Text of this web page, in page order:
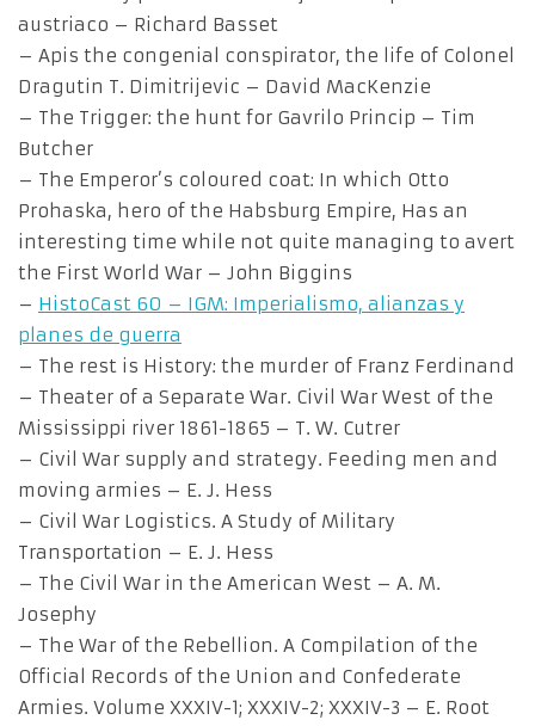
austriaco – Richard Basset
– Apis the congenial conspirator, the life of Colonel
Dragutin T. Dimitrijevic – David MacKenzie
– The Trigger: the hunt for Gavrilo Princip – Tim
Butcher
– The Emperor’s coloured coat: In which Otto
Prohaska, hero of the Habsburg Empire, Has an
interesting time while not quite managing to avert
the First World War – John Biggins
– HistoCast 60 – IGM: Imperialismo, alianzas y
planes de guerra
– The rest is History: the murder of Franz Ferdinand
– Theater of a Separate War. Civil War West of the
Mississippi river 1861-1865 – T. W. Cutrer
– Civil War supply and strategy. Feeding men and
moving armies – E. J. Hess
– Civil War Logistics. A Study of Military
Transportation – E. J. Hess
– The Civil War in the American West – A. M.
Josephy
– The War of the Rebellion. A Compilation of the
Official Records of the Union and Confederate
Armies. Volume XXXIV-1; XXXIV-2; XXXIV-3 – E. Root